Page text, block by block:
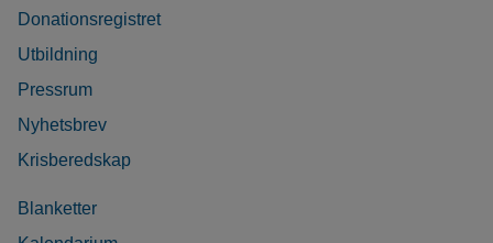
Donationsregistret
Utbildning
Pressrum
Nyhetsbrev
Krisberedskap
Blanketter